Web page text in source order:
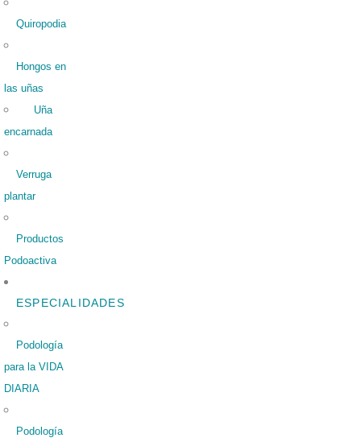
Quiropodia
Hongos en
las uñas
Uña
encarnada
Verruga
plantar
Productos
Podoactiva
ESPECIALIDADES
Podología
para la VIDA
DIARIA
Podología